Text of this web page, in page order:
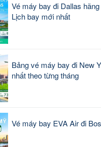
Vé máy bay đi Dallas
Lịch bay mới nhất
Bảng vé máy bay đi New
nhất theo từng tháng
Vé máy bay EVA Air đi